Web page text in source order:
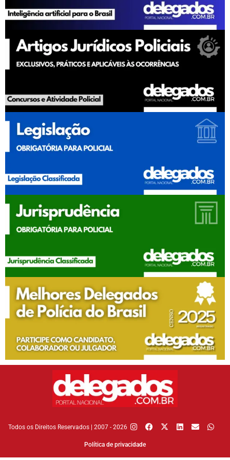
Todos os Direitos Reservados | 2007 - 2026
Política de privacidade